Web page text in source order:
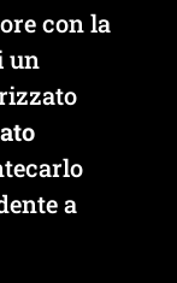
con la
un
a